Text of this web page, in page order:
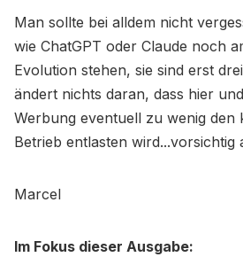
Man sollte bei alldem nicht
wie ChatGPT oder Claude noch
Evolution stehen, sie sind erst
ändert nichts daran, dass hier
Werbung eventuell zu wenig den
Betrieb entlasten wird...vorsichtig
Marcel
Im Fokus dieser Ausgabe: